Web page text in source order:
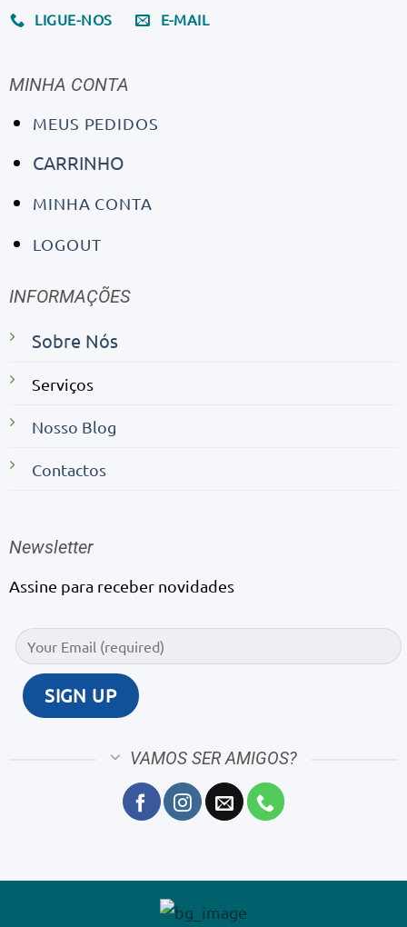
LIGUE-NOS E-MAIL
MINHA CONTA
MEUS PEDIDOS
CARRINHO
MINHA CONTA
LOGOUT
INFORMAÇÕES
Sobre Nós
Serviços
Nosso Blog
Contactos
Newsletter
Assine para receber novidades
VAMOS SER AMIGOS?